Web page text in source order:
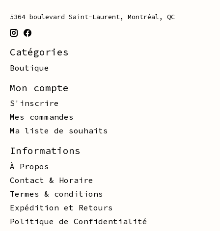
5364 boulevard Saint-Laurent, Montréal, QC
Catégories
Boutique
Mon compte
S'inscrire
Mes commandes
Ma liste de souhaits
Informations
À Propos
Contact & Horaire
Termes & conditions
Expédition et Retours
Politique de Confidentialité